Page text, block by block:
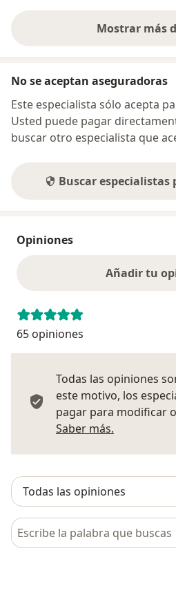
Mostrar más
No se aceptan aseguradoras
Este especialista sólo acepta
Usted puede pagar
buscar otro especialista que
Buscar especialistas
Opiniones
Añadir tu
65 opiniones
Todas las opiniones
este motivo, los
pagar para modificar
Saber más.
Busca en opiniones